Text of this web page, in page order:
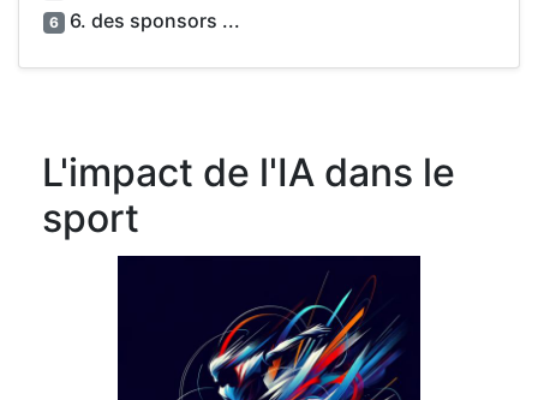
6 6. des sponsors ...
L'impact de l'IA dans le
sport